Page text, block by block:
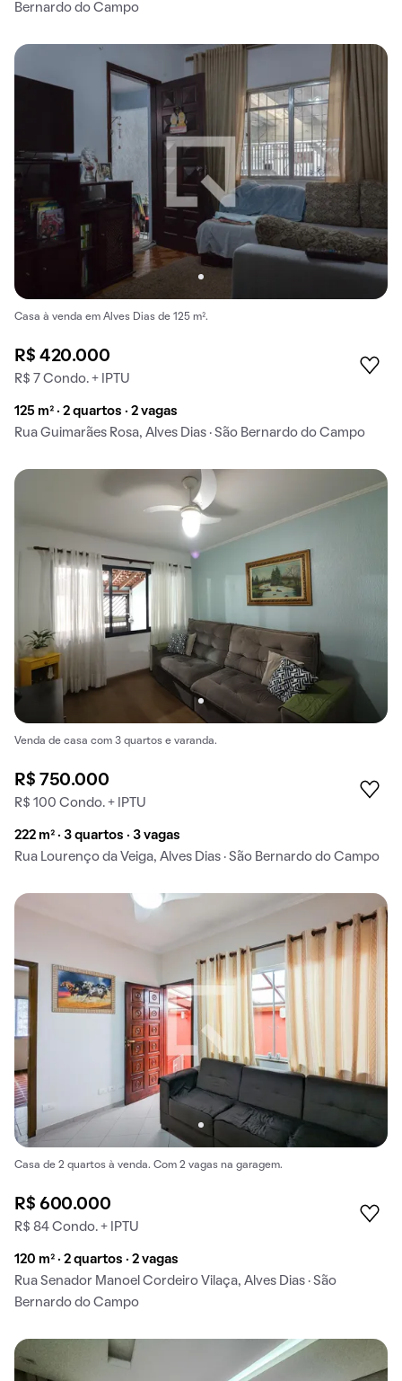
Bernardo do Campo
Casa à venda em Alves Dias de 125 m².
R$ 420.000
R$ 7 Condo. + IPTU
125 m² · 2 quartos · 2 vagas
Rua Guimarães Rosa, Alves Dias · São Bernardo do Campo
Venda de casa com 3 quartos e varanda.
R$ 750.000
R$ 100 Condo. + IPTU
222 m² · 3 quartos · 3 vagas
Rua Lourenço da Veiga, Alves Dias · São Bernardo do Campo
Casa de 2 quartos à venda. Com 2 vagas na garagem.
R$ 600.000
R$ 84 Condo. + IPTU
120 m² · 2 quartos · 2 vagas
Rua Senador Manoel Cordeiro Vilaça, Alves Dias · São
Bernardo do Campo